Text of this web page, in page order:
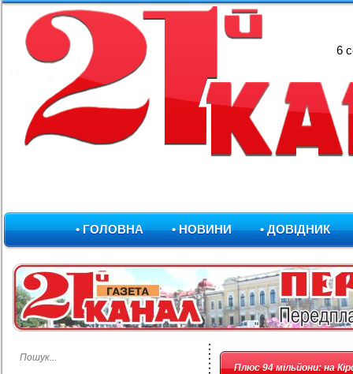
6
• ГОЛОВНА • НОВИНИ • ДОВІДНИК
Плюс 94 мільйони: на